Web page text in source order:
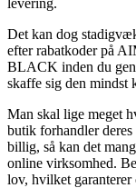
Det kan dog
efter rabatkoder på
BLACK inden du
skaffe sig den mindst
Man skal lige meget
butik forhandler
billig, så kan det
online virksomhed.
lov, hvilket